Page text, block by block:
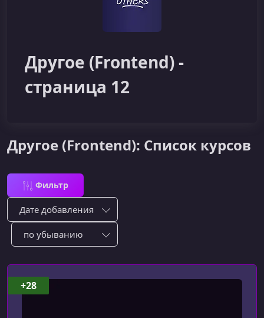
Другое (Frontend) -
страница 12
Другое (Frontend): Список курсов
Фильтр
Сортировка по:
Сотировать по:
+28